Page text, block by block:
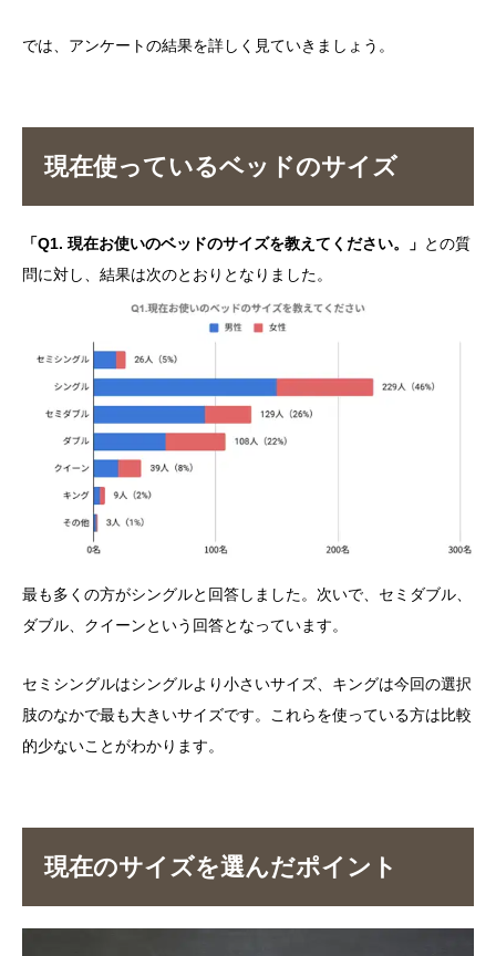
では、アンケートの結果を詳しく見ていきましょう。
現在使っているベッドのサイズ
「Q1. 現在お使いのベッドのサイズを教えてください。」 との質
問に対し、結果は次のとおりとなりました。
最も多くの方がシングルと回答しました。次いで、セミダブル、
ダブル、クイーンという回答となっています。
セミシングルはシングルより小さいサイズ、キングは今回の選択
肢のなかで最も大きいサイズです。これらを使っている方は比較
的少ないことがわかります。
現在のサイズを選んだポイント